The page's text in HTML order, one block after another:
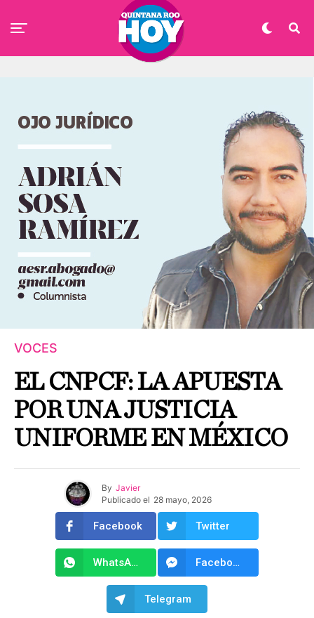
VOCES
EL CNPCF: LA APUESTA
POR UNA JUSTICIA
UNIFORME EN MÉXICO
By Javier
Publicado el 28 mayo, 2026
Facebook Twitter
WhatsApp Facebook Messenger
Telegram